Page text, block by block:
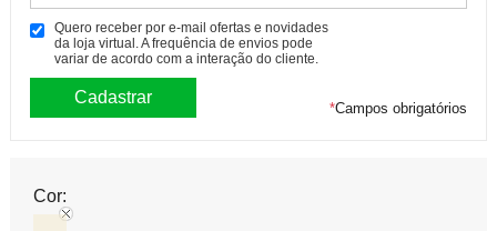
Quero receber por e-mail ofertas e novidades
da loja virtual. A frequência de envios pode
variar de acordo com a interação do cliente.
*Campos obrigatórios
Cor: